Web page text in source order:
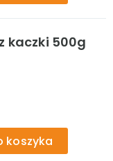
kaczki 500g
koszyka